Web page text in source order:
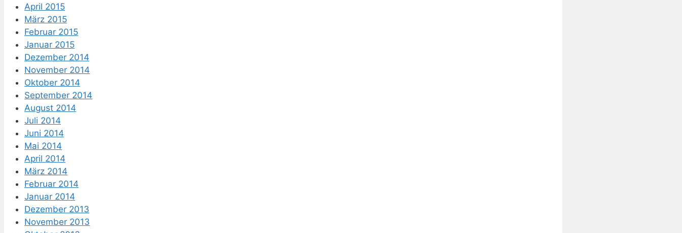
April 2015
März 2015
Februar 2015
Januar 2015
Dezember 2014
November 2014
Oktober 2014
September 2014
August 2014
Juli 2014
Juni 2014
Mai 2014
April 2014
März 2014
Februar 2014
Januar 2014
Dezember 2013
November 2013